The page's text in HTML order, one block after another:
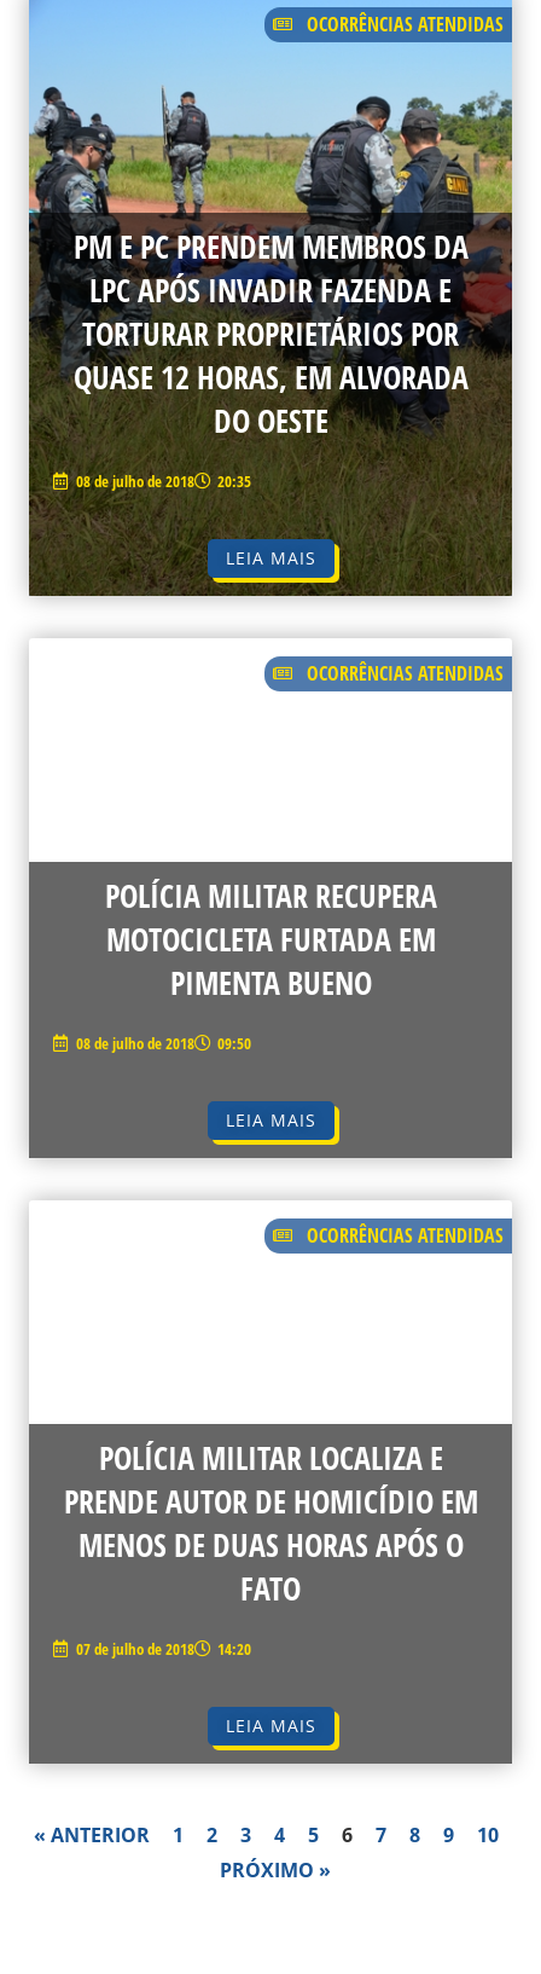
OCORRÊNCIAS ATENDIDAS
PM E PC PRENDEM MEMBROS DA
LPC APÓS INVADIR FAZENDA E
TORTURAR PROPRIETÁRIOS POR
QUASE 12 HORAS, EM ALVORADA
DO OESTE
08 de julho de 2018 20:35
LEIA MAIS
OCORRÊNCIAS ATENDIDAS
POLÍCIA MILITAR RECUPERA
MOTOCICLETA FURTADA EM
PIMENTA BUENO
08 de julho de 2018 09:50
LEIA MAIS
OCORRÊNCIAS ATENDIDAS
POLÍCIA MILITAR LOCALIZA E
PRENDE AUTOR DE HOMICÍDIO EM
MENOS DE DUAS HORAS APÓS O
FATO
07 de julho de 2018 14:20
LEIA MAIS
« ANTERIOR 1 2 3 4 5 6 7 8 9
10
PRÓXIMO »